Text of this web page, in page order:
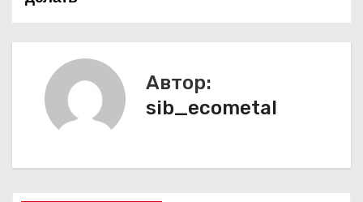
и
г
Автор:
sib_ecometal